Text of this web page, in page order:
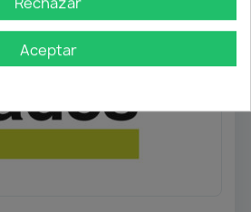
mate
Aceptar